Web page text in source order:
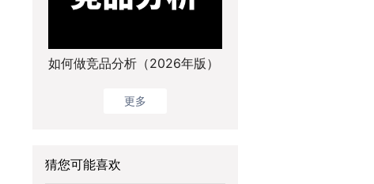
如何做竞品分析（2026年版）
更多
猜您可能喜欢